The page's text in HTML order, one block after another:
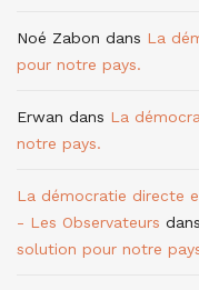
Noé Zabon dans La
pour notre pays.
Erwan dans La
notre pays.
La démocratie directe
- Les Observateurs dans
solution pour notre